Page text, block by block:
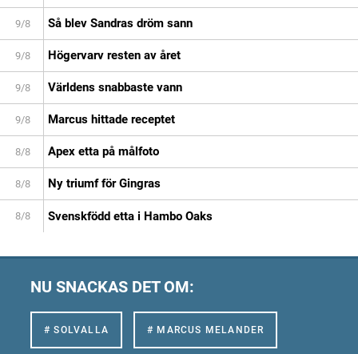
9/8 Så blev Sandras dröm sann
9/8 Högervarv resten av året
9/8 Världens snabbaste vann
9/8 Marcus hittade receptet
8/8 Apex etta på målfoto
8/8 Ny triumf för Gingras
8/8 Svenskfödd etta i Hambo Oaks
NU SNACKAS DET OM:
# SOLVALLA # MARCUS MELANDER